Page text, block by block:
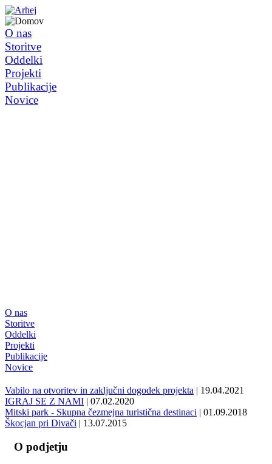
O nas
Storitve
Oddelki
Projekti
Publikacije
Novice
O nas
Storitve
Oddelki
Projekti
Publikacije
Novice
Vabilo na otvoritev in zaključni dogodek projekta | 19.04.2021
IGRAJ SE Z NAMI | 07.02.2020
Mitski park - Skupna čezmejna turistična destinaci | 01.09.2018
Škocjan pri Divači | 13.07.2015
O podjetju